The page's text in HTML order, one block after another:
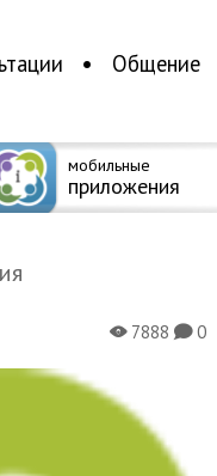
Общение
мобильные
приложения
X7888K0